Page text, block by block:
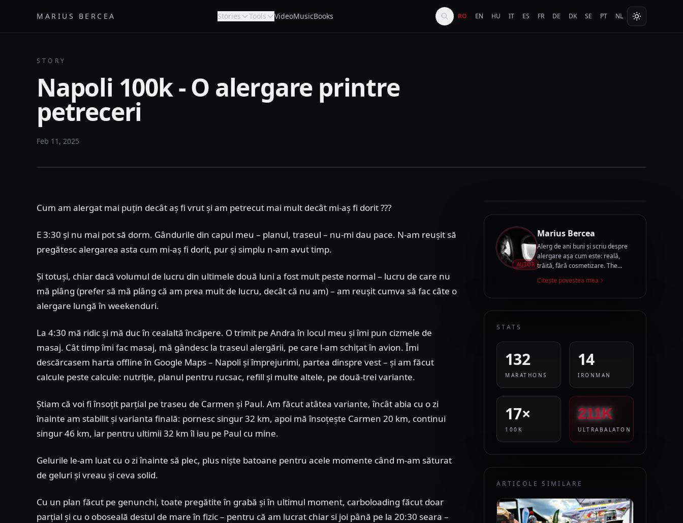
MARIUS BERCEA Stories Tools VideoMusicBooks RO EN HU IT ES FR DE DK SE PT NL
STORY
Napoli 100k - O alergare printre
petreceri
Feb 11, 2025
Cum am alergat mai puțin decât aș fi vrut și am petrecut mai mult decât mi-aș fi dorit ???
E 3:30 și nu mai pot să dorm. Gândurile din capul meu – planul, traseul – nu-mi dau pace. N-am reușit să
pregătesc alergarea asta cum mi-aș fi dorit, pur și simplu n-am avut timp.
Și totuși, chiar dacă volumul de lucru din ultimele două luni a fost mult peste normal – lucru de care nu
mă plâng (prefer să mă plâng că am prea mult de lucru, decât că nu am) – am reușit cumva să fac câte o
alergare lungă în weekenduri.
La 4:30 mă ridic și mă duc în cealaltă încăpere. O trimit pe Andra în locul meu și îmi pun cizmele de
masaj. Cât timp îmi fac masaj, mă gândesc la traseul alergării, pe care l-am schițat în avion. Îmi
descărcasem harta offline în Google Maps – Napoli și împrejurimi, partea dinspre vest – și am făcut
calcule peste calcule: nutriție, planul pentru rucsac, refill și multe altele, pe două-trei variante.
Știam că voi fi însoțit parțial pe traseu de Carmen și Paul. Am făcut atâtea variante, încât abia cu o zi
înainte am stabilit și varianta finală: pornesc singur 32 km, apoi mă însoțește Carmen 20 km, continui
singur 46 km, iar pentru ultimii 32 km îl iau pe Paul cu mine.
Gelurile le-am luat cu o zi înainte să plec, plus niște batoane pentru acele momente când m-am săturat
de geluri și vreau și ceva solid.
Cu un plan făcut pe genunchi, toate pregătite în grabă și în ultimul moment, carboloading făcut doar
parțial și cu o oboseală destul de mare în fizic – pentru că am lucrat chiar si joi până pe la 20:30 seara –
AUTOR
Marius Bercea
Alerg de ani buni și scriu despre
alergare așa cum este: reală,
trăită, fără cosmetizare. The
acestui drum.
Citește povestea mea
STATS
132
MARATHONS
14
IRONMAN
17×
100K
211K
ULTRABALATON
ARTICOLE SIMILARE